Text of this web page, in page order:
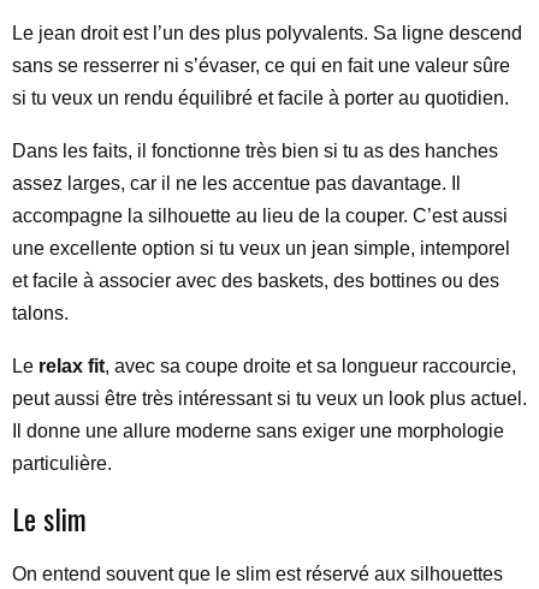
Le jean droit est l’un des plus polyvalents. Sa ligne descend
sans se resserrer ni s’évaser, ce qui en fait une valeur sûre
si tu veux un rendu équilibré et facile à porter au quotidien.
Dans les faits, il fonctionne très bien si tu as des hanches
assez larges, car il ne les accentue pas davantage. Il
accompagne la silhouette au lieu de la couper. C’est aussi
une excellente option si tu veux un jean simple, intemporel
et facile à associer avec des baskets, des bottines ou des
talons.
Le relax fit, avec sa coupe droite et sa longueur raccourcie,
peut aussi être très intéressant si tu veux un look plus actuel.
Il donne une allure moderne sans exiger une morphologie
particulière.
Le slim
On entend souvent que le slim est réservé aux silhouettes